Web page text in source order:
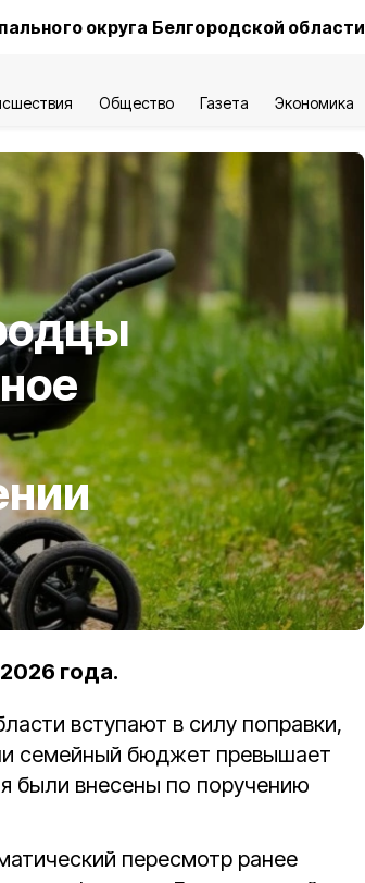
округа Белгородской области
Общество Газета Экономика
года.
вступают в силу поправки,
семейный бюджет превышает
были внесены по поручению
пересмотр ранее